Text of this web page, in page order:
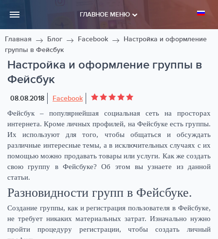
ГЛАВНОЕ МЕНЮ
Главная Блог Facebook
Настройка и оформление
группы в Фейсбук
Настройка и оформление группы в
Фейсбук
08.08.2018 Facebook
Фейсбук – популярнейшая социальная сеть на просторах
интернета. Кроме личных профилей, на Фейсбуке есть группы.
Их используют для того, чтобы общаться и обсуждать
различные интересные темы, а в исключительных случаях с их
помощью можно продавать товары или услуги. Как же создать
свою группу в Фейсбуке? Об этом вы узнаете из данной
статьи.
Разновидности групп в Фейсбуке.
Создание группы, как и регистрация пользователя в Фейсбуке,
не требует никаких материальных затрат. Изначально нужно
пройти процедуру регистрации, чтобы создать личный